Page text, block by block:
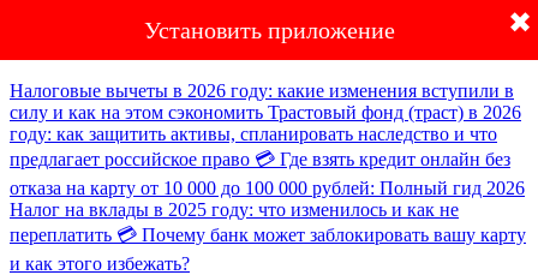
Налоговые вычеты в 2026 году: какие изменения вступили в
силу и как на этом сэкономить Трастовый фонд (траст) в 2026
году: как защитить активы, спланировать наследство и что
предлагает российское право 💳 Где взять кредит онлайн без
отказа на карту от 10 000 до 100 000 рублей: Полный гид 2026
Налог на вклады в 2025 году: что изменилось и как не
переплатить 💳 Почему банк может заблокировать вашу карту
и как этого избежать?
Установить приложение ✖